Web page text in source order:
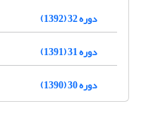
دوره 32 (1392)
دوره 31 (1391)
دوره 30 (1390)